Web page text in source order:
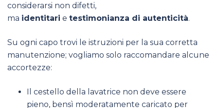
considerarsi non difetti,
ma identitari e testimonianza di autenticità.
Su ogni capo trovi le istruzioni per la sua corretta
manutenzione; vogliamo solo raccomandare alcune
accortezze:
Il cestello della lavatrice non deve essere
pieno, bensì moderatamente caricato per